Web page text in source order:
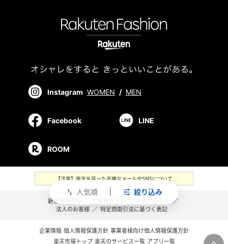
swap_vert 人気順 絞り込み
Instagram WOMEN / MEN
Facebook LINE
ROOM
【注意】楽天を装った不審なメールやSMSについて
新規会員登録
／
法人のお客様 ／ 特定商取引法に基づく表記
企業情報 個人情報保護方針 事業者様向け個人情報保護方針
楽天市場トップ 楽天のサービス一覧 アプリ一覧